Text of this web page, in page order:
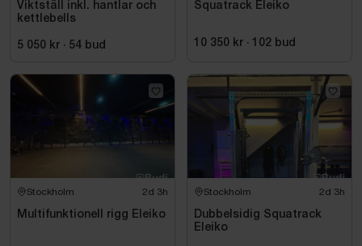
Viktställ inkl. hantlar och
kettlebells
5 050 kr · 54 bud
Squatrack Eleiko
10 350 kr · 102 bud
Stockholm 2d 3h
Multifunktionell rigg Eleiko
Stockholm 2d 3h
Dubbelsidig Squatrack
Eleiko